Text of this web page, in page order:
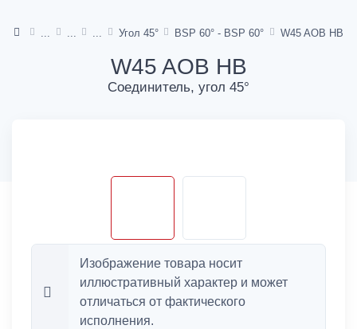
Угол 45° BSP 60° - BSP 60° W45 AOB HB
W45 AOB HB
Соединитель, угол 45°
Изображение товара носит
иллюстративный характер и может
отличаться от фактического
исполнения.